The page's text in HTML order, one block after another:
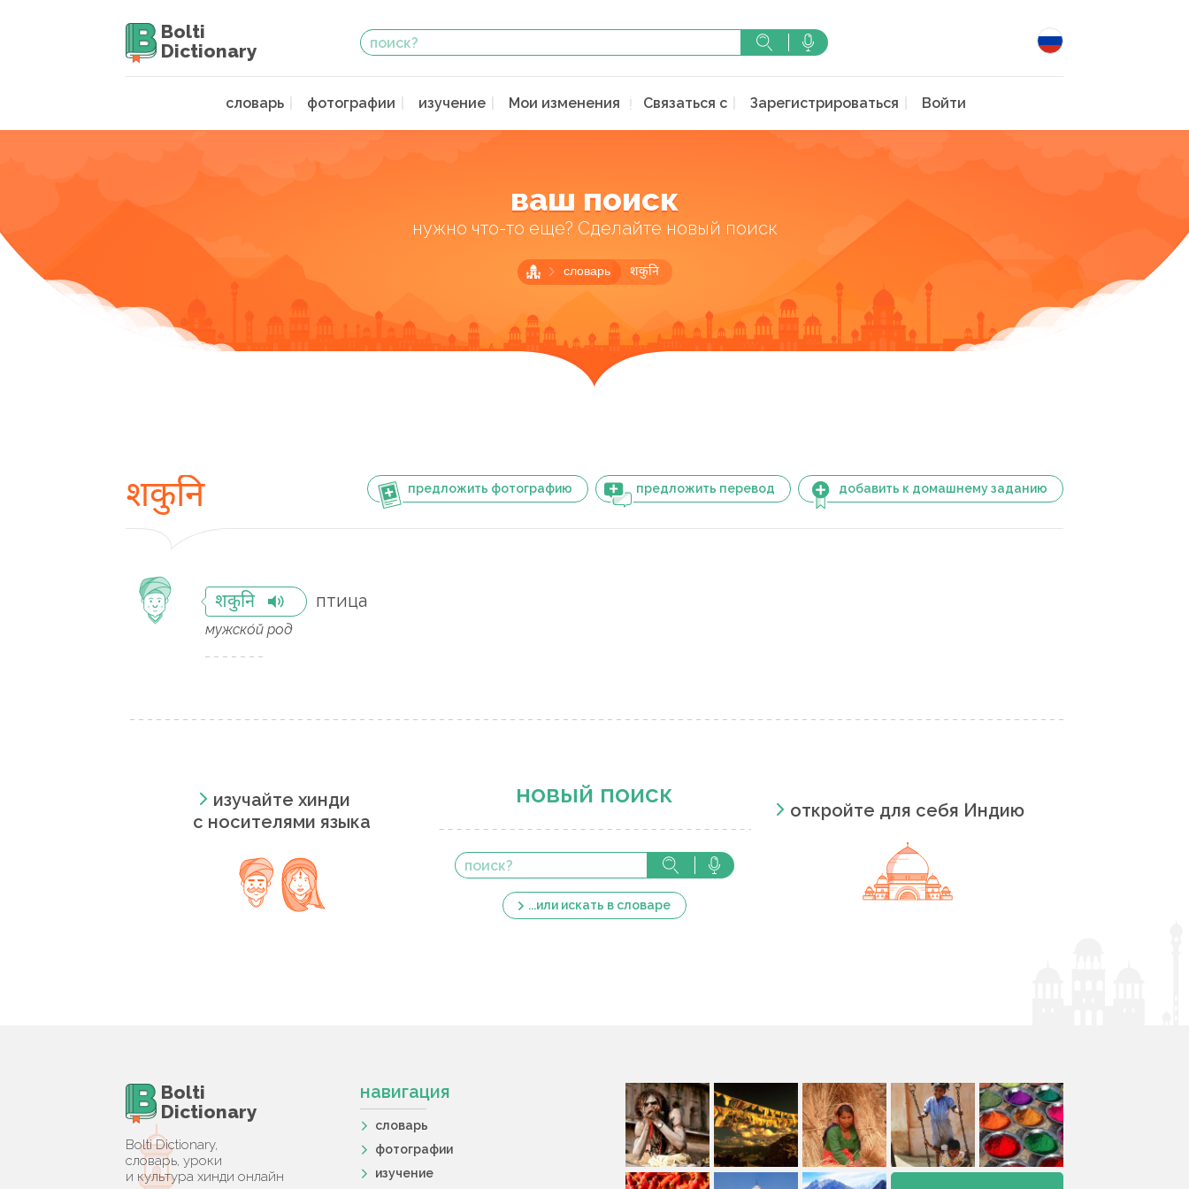
Bolti
Dictionary
словарь фотографии изучение Мои изменения Связаться с Зарегистрироваться Войти
ваш поиск
нужно что-то еще? Сделайте новый поиск
словарь शकुनि
предложить фотографию предложить перевод добавить к домашнему заданию
शकुनि
शकुनि птица
мужско́й род
изучайте хинди
с носителями языка
новый поиск
...или искать в словаре
откройте для себя Индию
Bolti
Dictionary
Bolti Dictionary,
словарь, уроки
и культура хинди онлайн
навигация
словарь
фотографии
изучение